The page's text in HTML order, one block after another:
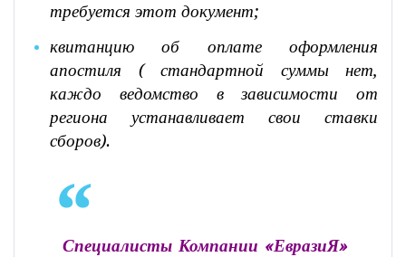
требуется этот документ;
квитанцию об оплате оформления
апостиля ( стандартной суммы нет,
каждо ведомство в зависимости от
региона устанавливает свои ставки
сборов).
Специалисты Компании «ЕвразиЯ»